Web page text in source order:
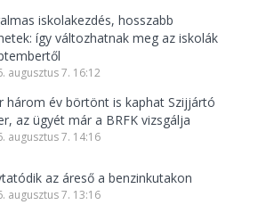
iskolakezdés, hosszabb
így változhatnak meg az iskolák
augusztus 7. 16:12
három év börtönt is kaphat Szijjártó
az ügyét már a BRFK vizsgálja
augusztus 7. 14:16
az áreső a benzinkutakon
augusztus 7. 13:16